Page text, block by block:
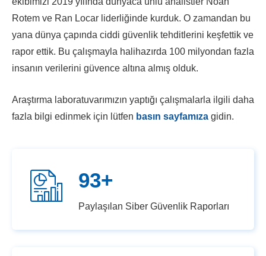
Rotem ve Ran Locar liderliğinde kurduk. O zamandan bu
yana dünya çapında ciddi güvenlik tehditlerini keşfettik ve
rapor ettik. Bu çalışmayla halihazırda 100 milyondan fazla
insanın verilerini güvence altına almış olduk.
Araştırma laboratuvarımızın yaptığı çalışmalarla ilgili daha
fazla bilgi edinmek için lütfen basın sayfamıza gidin.
93+
Paylaşılan Siber Güvenlik Raporları